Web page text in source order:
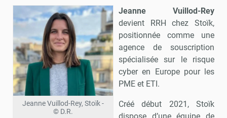
Jeanne Vuillod-Rey, Stoïk -
© D.R.
Jeanne Vuillod-Rey
devient RRH chez Stoïk,
positionnée comme une
agence de souscription
spécialisée sur le risque
cyber en Europe pour les
PME et ETI.
Créé début 2021, Stoïk